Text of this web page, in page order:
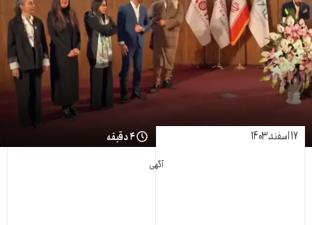
۱۷ اسفند ۱۴۰۳ ۴ دقیقه
آگهی